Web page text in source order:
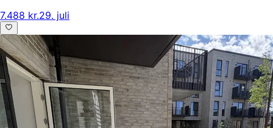
7.488 kr.29. juli